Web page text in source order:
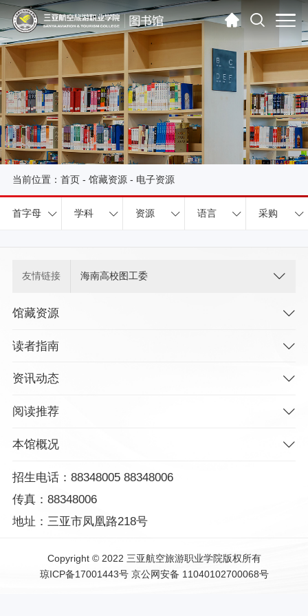
当前位置： 首页- 馆藏资源- 电子资源
首字母 学科 资源 语言 采购
友情链接 海南高校图工委
馆藏资源
读者指南
资讯动态
阅读推荐
本馆概况
招生电话：88348005 88348006
传真：88348006
地址：三亚市凤凰路218号
Copyright © 2022 三亚航空旅游职业学院版权所有
琼ICP备17001443号 京公网安备 11040102700068号